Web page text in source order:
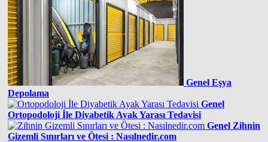
Genel Eşya
Depolama
Genel
Ortopodoloji İle Diyabetik Ayak Yarası Tedavisi
Genel Zihnin
Gizemli Sınırları ve Ötesi : Nasılnedir.com